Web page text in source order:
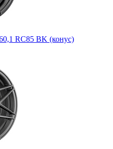
RC85 BK (конус)